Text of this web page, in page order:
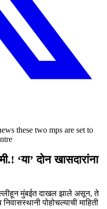
these two mps are set to
‘या’ दोन खासदारांना
मुंबईत दाखल झाले असून, ते
पोहोचल्याची माहिती